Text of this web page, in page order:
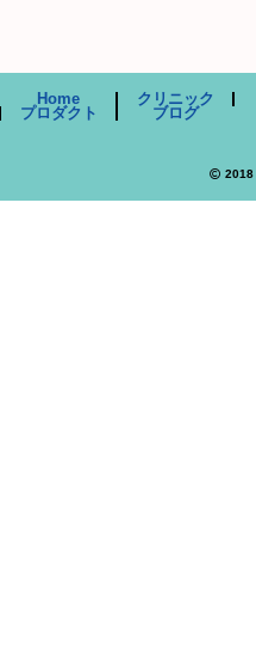
Home クリニック
プロダクト
ブログ
2018